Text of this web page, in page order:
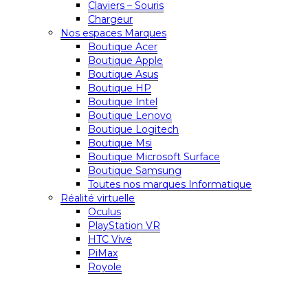
Claviers – Souris
Chargeur
Nos espaces Marques
Boutique Acer
Boutique Apple
Boutique Asus
Boutique HP
Boutique Intel
Boutique Lenovo
Boutique Logitech
Boutique Msi
Boutique Microsoft Surface
Boutique Samsung
Toutes nos marques Informatique
Réalité virtuelle
Oculus
PlayStation VR
HTC Vive
PiMax
Royole